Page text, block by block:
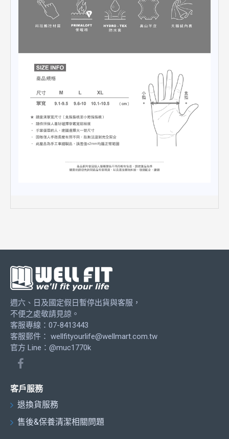
週六、日及國定假日暫停出貨與客服，
不便之處敬請見諒。
客服專線：07-8413443
客服郵件： wellfityourlife@wellmart.com.tw
官方 Line：@muc1770k
客戶服務
退換貨服務
售後&保養清潔相關問題